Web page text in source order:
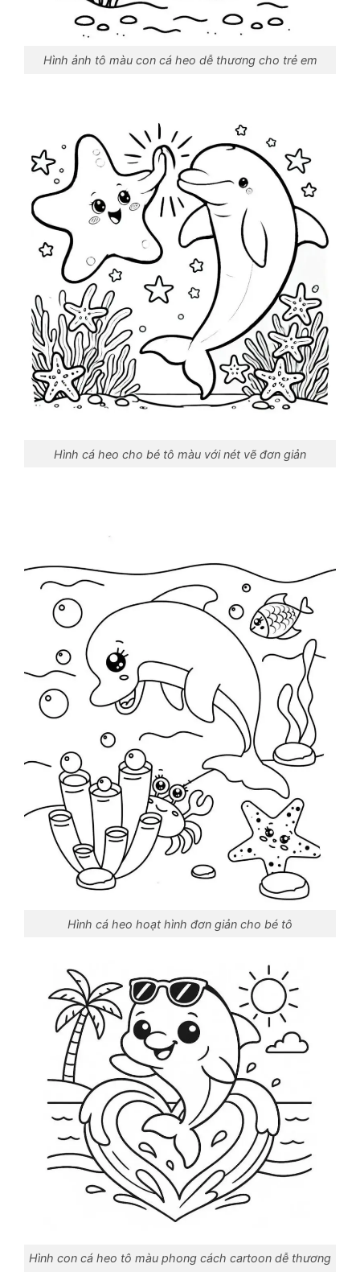
Hình ảnh tô màu con cá heo dễ thương cho trẻ em
Hình cá heo cho bé tô màu với nét vẽ đơn giản
Hình cá heo hoạt hình đơn giản cho bé tô
Hình con cá heo tô màu phong cách cartoon dễ thương